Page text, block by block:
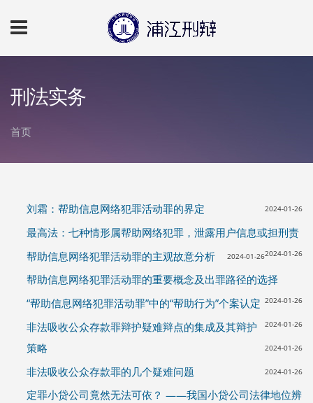
刑法实务
首页
刘霜：帮助信息网络犯罪活动罪的界定 2024-01-26
最高法：七种情形属帮助网络犯罪，泄露用户信息或担刑责
2024-01-26
帮助信息网络犯罪活动罪的主观故意分析 2024-01-26
帮助信息网络犯罪活动罪的重要概念及出罪路径的选择
2024-01-26
“帮助信息网络犯罪活动罪”中的“帮助行为”个案认定
2024-01-26
非法吸收公众存款罪辩护疑难辩点的集成及其辩护
策略
2024-01-26
非法吸收公众存款罪的几个疑难问题 2024-01-26
定罪小贷公司竟然无法可依？ ——我国小贷公司法律地位辨